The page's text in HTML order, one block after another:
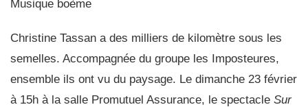
Musique boème
Christine Tassan a des milliers de kilomètre sous les
semelles. Accompagnée du groupe les Imposteures,
ensemble ils ont vu du paysage. Le dimanche 23 février
à 15h à la salle Promutuel Assurance, le spectacle Sur